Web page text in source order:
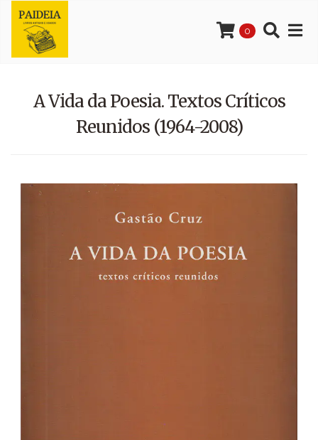
0
A Vida da Poesia. Textos Críticos
Reunidos (1964-2008)